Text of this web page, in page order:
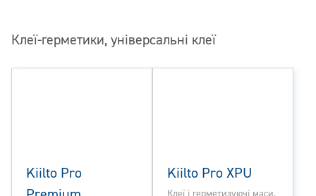
Клеї-герметики, універсальні клеї
Kiilto Pro
Kiilto Pro XPU